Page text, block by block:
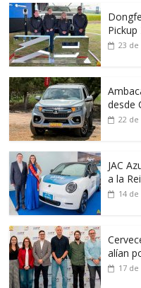
Pickup
23
desde
22
JAC
a la
14
alían
17